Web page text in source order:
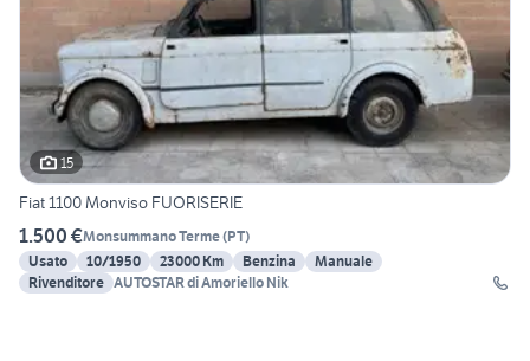
15
Fiat 1100 Monviso FUORISERIE
1.500 €Monsummano Terme(PT)
Usato
10/1950 23000 Km Benzina
Manuale
Rivenditore AUTOSTAR di Amoriello Nik